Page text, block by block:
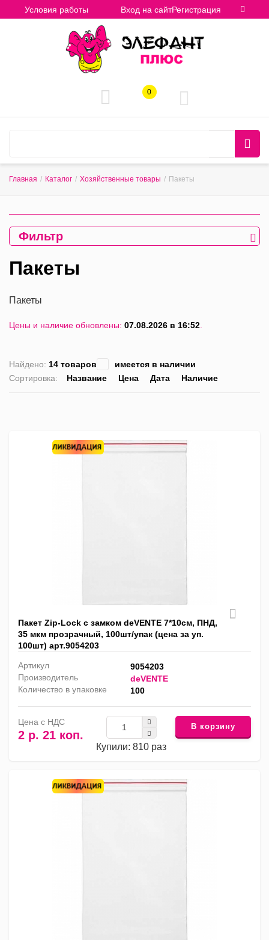
Условия работы Вход на сайтРегистрация
0
Главная / Каталог / Хозяйственные товары / Пакеты
Фильтр
Пакеты
Пакеты
Цены и наличие обновлены: 07.08.2026 в 16:52.
Найдено: 14 товаров
имеется в наличии
Сортировка:
Название Цена Дата Наличие
Пакет Zip-Lock с замком deVENTE 7*10см, ПНД,
35 мкм прозрачный, 100шт/упак (цена за уп.
100шт) арт.9054203
Артикул
9054203
Производитель
deVENTE
Количество в упаковке
100
Цена с НДС
2 р. 21 коп.
Купили: 810 раз
В корзину